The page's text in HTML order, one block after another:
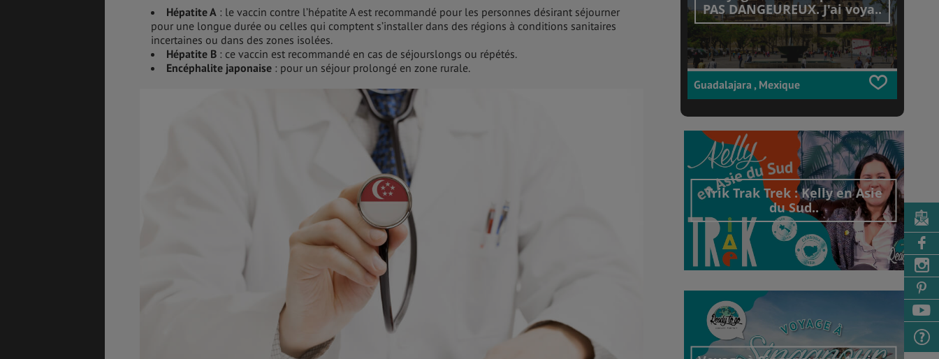
Hépatite A : le vaccin contre l’hépatite A est recommandé pour les personnes désirant séjourner
pour une longue durée ou celles qui comptent s’installer dans des régions à conditions sanitaires
incertaines ou dans des zones isolées.
Hépatite B : ce vaccin est recommandé en cas de séjourslongs ou répétés.
Encéphalite japonaise : pour un séjour prolongé en zone rurale.
PAS DANGEUREUX. J'ai voya..
Guadalajara , Mexique
Trik Trak Trek : Kelly en Asie
du Sud..
Découvrir cet interview